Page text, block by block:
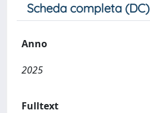
Scheda completa (DC)
Anno
2025
Fulltext